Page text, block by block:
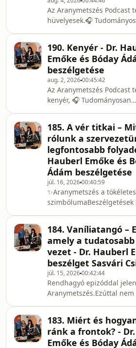
órán át - minden héten a
Rádióban. A test, szellem
egysége, testünk bonyolult
mechanizmusainak
modern kori kutatások,
tükrébenDr. Hauberl
természetgyógyász, kinez
Az Aranymetszés Podcast
hüvelyesek.🎧
tökéletesség
szimbólumaBeszélgetések
órán át - minden héten a
Rádióban. A test, szellem
egysége, testünk bonyolult
mechanizmusainak
modern kori kutatások,
tükrébenDr. Hauberl
természetgyógyász,
190. Kenyér - Dr.
Emőke és Bóday
beszélgetése
aug. 2, 202600:45:42
Az Aranymetszés Podcast
kenyér, 🎧 Tudományosan
tökéletesség
szimbólumaBeszélgetések
órán át - minden héten a
Rádióban. A test, szellem
egysége, testünk bonyolult
mechanizmusainak
modern kori kutatások,
tükrébenDr. Hauberl
185. A vér titkai –
rólunk a
legfontosabb
Hauberl Emőke és
Ádám beszélgetése
júl. 16, 202600:40:59
✨Aranymetszés a
szimbólumaBeszélgetések
egysége, testünk bonyolult
mechanizmusainak
modern kori kutatások,
tükrébenDr. Hauberl
természetgyógyász,
Bóday Ádám kutatómérnök
szemléletesen, humorral
megismertetni Sasvári
segítségével
184. Vaníliatangó –
amely a
vezet - Dr. Hauberl
beszélget Sasvári
júl. 15, 202600:42:44
Rendhagyó epizóddal
Aranymetszés.Ezúttal nem
hívjuk a hallgatókat.Dr.
Emőke a Vörösmarty Rádió
műsorában mesél a
183. Miért és
ránk a frontok? -
Emőke és Bóday